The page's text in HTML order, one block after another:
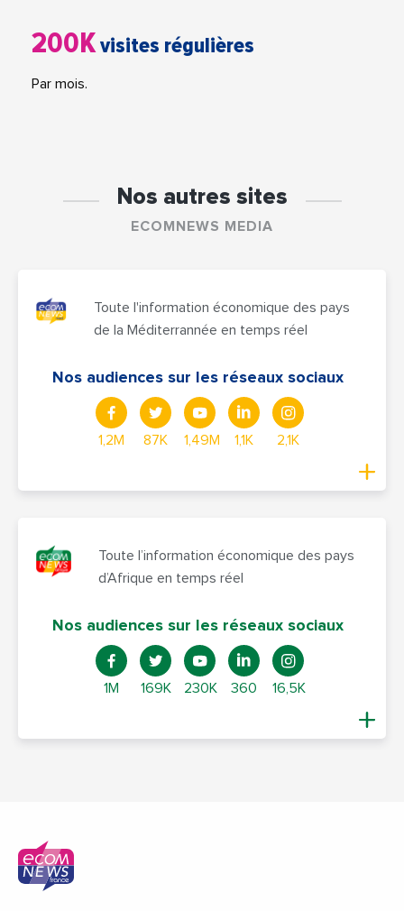
200Kvisites régulières
Par mois.
Nos autres sites
ECOMNEWS MEDIA
Toute l'information économique des pays
de la Méditerrannée en temps réel
Nos audiences sur les réseaux sociaux
1,2M 87K 1,49M 1,1K 2,1K
Toute l’information économique des pays
d’Afrique en temps réel
Nos audiences sur les réseaux sociaux
1M 169K 230K 360 16,5K